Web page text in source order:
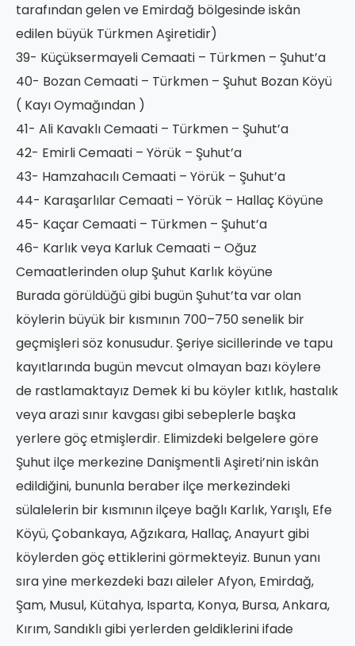
tarafından gelen ve Emirdağ bölgesinde iskân
edilen büyük Türkmen Aşiretidir)
39- Küçüksermayeli Cemaati – Türkmen – Şuhut’a
40- Bozan Cemaati – Türkmen – Şuhut Bozan Köyü
( Kayı Oymağından )
41- Ali Kavaklı Cemaati – Türkmen – Şuhut’a
42- Emirli Cemaati – Yörük – Şuhut’a
43- Hamzahacılı Cemaati – Yörük – Şuhut’a
44- Karaşarlılar Cemaati – Yörük – Hallaç Köyüne
45- Kaçar Cemaati – Türkmen – Şuhut’a
46- Karlık veya Karluk Cemaati – Oğuz
Cemaatlerinden olup Şuhut Karlık köyüne
Burada görüldüğü gibi bugün Şuhut’ta var olan
köylerin büyük bir kısmının 700–750 senelik bir
geçmişleri söz konusudur. Şeriye sicillerinde ve tapu
kayıtlarında bugün mevcut olmayan bazı köylere
de rastlamaktayız Demek ki bu köyler kıtlık, hastalık
veya arazi sınır kavgası gibi sebeplerle başka
yerlere göç etmişlerdir. Elimizdeki belgelere göre
Şuhut ilçe merkezine Danişmentli Aşireti’nin iskân
edildiğini, bununla beraber ilçe merkezindeki
sülalelerin bir kısmının ilçeye bağlı Karlık, Yarışlı, Efe
Köyü, Çobankaya, Ağzıkara, Hallaç, Anayurt gibi
köylerden göç ettiklerini görmekteyiz. Bunun yanı
sıra yine merkezdeki bazı aileler Afyon, Emirdağ,
Şam, Musul, Kütahya, Isparta, Konya, Bursa, Ankara,
Kırım, Sandıklı gibi yerlerden geldiklerini ifade